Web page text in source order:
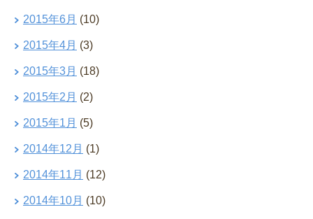
2015年6月 (10)
2015年4月 (3)
2015年3月 (18)
2015年2月 (2)
2015年1月 (5)
2014年12月 (1)
2014年11月 (12)
2014年10月 (10)